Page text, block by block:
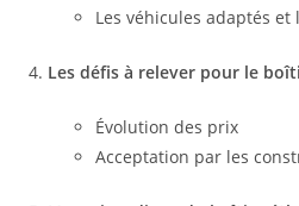
Les véhicules adaptés et
Les défis à relever pour le
Évolution des prix
Acceptation par les